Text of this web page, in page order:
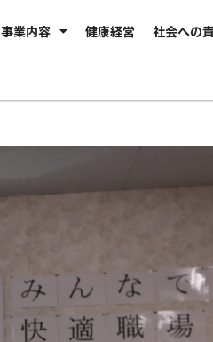
事業内容 健康経営 社会への